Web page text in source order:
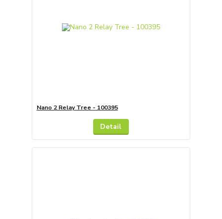
Nano 2 Relay Tree - 100395
Detail